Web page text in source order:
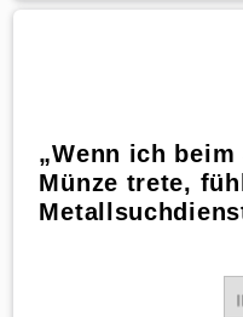
WhatsApp
„Wenn ich
Münze trete,